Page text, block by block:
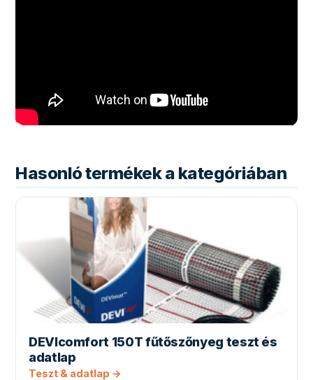
Hasonló termékek a kategóriában
DEVIcomfort 150T fűtőszőnyeg teszt és
adatlap
Teszt & adatlap →